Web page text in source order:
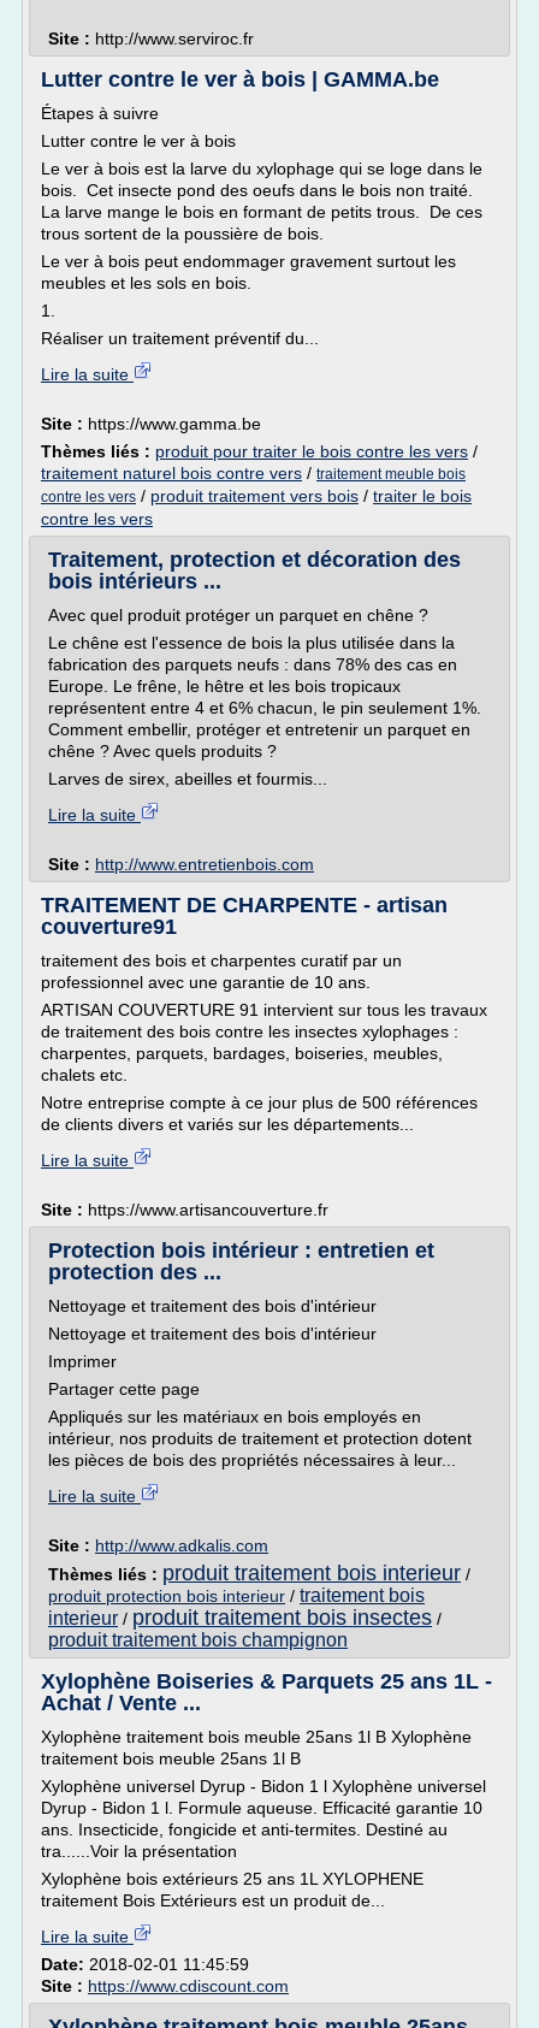
Site : http://www.serviroc.fr
Lutter contre le ver à bois | GAMMA.be
Étapes à suivre
Lutter contre le ver à bois
Le ver à bois est la larve du xylophage qui se loge dans le
bois. Cet insecte pond des oeufs dans le bois non traité.
La larve mange le bois en formant de petits trous. De ces
trous sortent de la poussière de bois.
Le ver à bois peut endommager gravement surtout les
meubles et les sols en bois.
1.
Réaliser un traitement préventif du...
Lire la suite
Site : https://www.gamma.be
Thèmes liés : produit pour traiter le bois contre les vers /
traitement naturel bois contre vers / traitement meuble bois
contre les vers / produit traitement vers bois / traiter le bois
contre les vers
Traitement, protection et décoration des
bois intérieurs ...
Avec quel produit protéger un parquet en chêne ?
Le chêne est l'essence de bois la plus utilisée dans la
fabrication des parquets neufs : dans 78% des cas en
Europe. Le frêne, le hêtre et les bois tropicaux
représentent entre 4 et 6% chacun, le pin seulement 1%.
Comment embellir, protéger et entretenir un parquet en
chêne ? Avec quels produits ?
Larves de sirex, abeilles et fourmis...
Lire la suite
Site : http://www.entretienbois.com
TRAITEMENT DE CHARPENTE - artisan
couverture91
traitement des bois et charpentes curatif par un
professionnel avec une garantie de 10 ans.
ARTISAN COUVERTURE 91 intervient sur tous les travaux
de traitement des bois contre les insectes xylophages :
charpentes, parquets, bardages, boiseries, meubles,
chalets etc.
Notre entreprise compte à ce jour plus de 500 références
de clients divers et variés sur les départements...
Lire la suite
Site : https://www.artisancouverture.fr
Protection bois intérieur : entretien et
protection des ...
Nettoyage et traitement des bois d'intérieur
Nettoyage et traitement des bois d'intérieur
Imprimer
Partager cette page
Appliqués sur les matériaux en bois employés en
intérieur, nos produits de traitement et protection dotent
les pièces de bois des propriétés nécessaires à leur...
Lire la suite
Site : http://www.adkalis.com
Thèmes liés : produit traitement bois interieur /
produit protection bois interieur / traitement bois
interieur / produit traitement bois insectes /
produit traitement bois champignon
Xylophène Boiseries & Parquets 25 ans 1L -
Achat / Vente ...
Xylophène traitement bois meuble 25ans 1l B Xylophène
traitement bois meuble 25ans 1l B
Xylophène universel Dyrup - Bidon 1 l Xylophène universel
Dyrup - Bidon 1 l. Formule aqueuse. Efficacité garantie 10
ans. Insecticide, fongicide et anti-termites. Destiné au
tra......Voir la présentation
Xylophène bois extérieurs 25 ans 1L XYLOPHENE
traitement Bois Extérieurs est un produit de...
Lire la suite
Date: 2018-02-01 11:45:59
Site : https://www.cdiscount.com